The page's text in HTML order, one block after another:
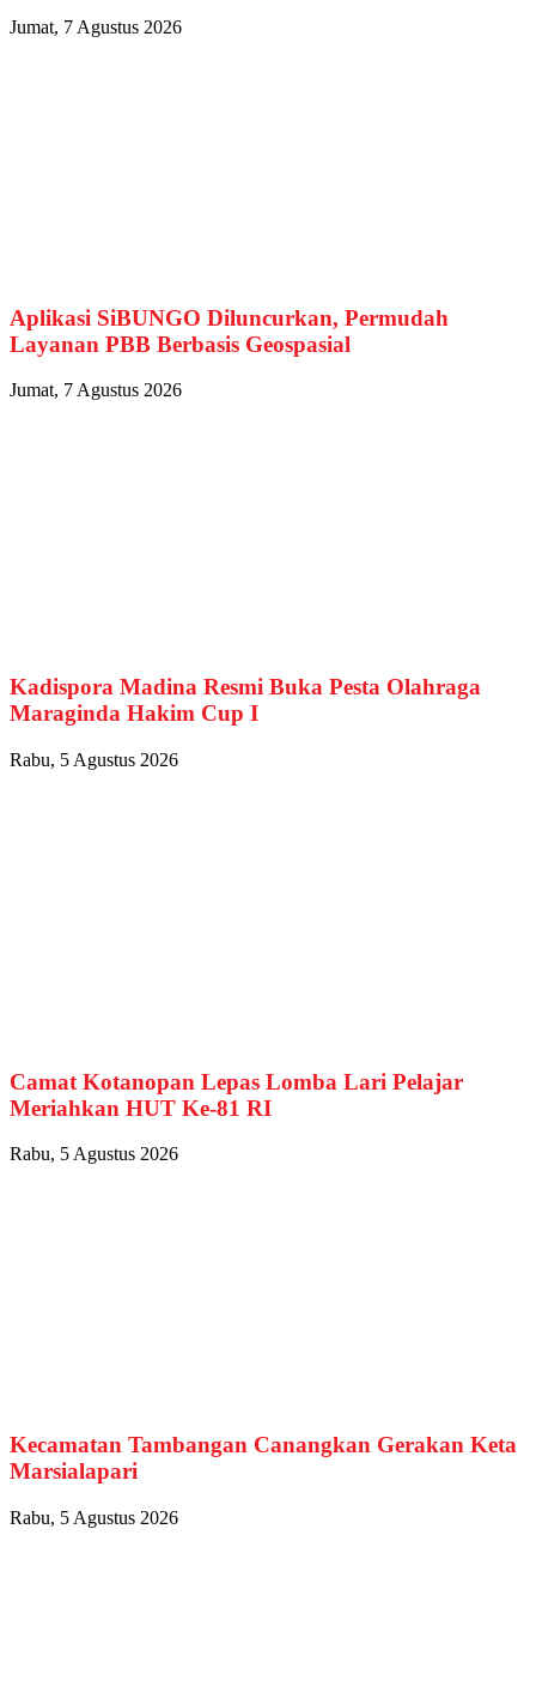
Jumat, 7 Agustus 2026
Aplikasi SiBUNGO Diluncurkan, Permudah
Layanan PBB Berbasis Geospasial
Jumat, 7 Agustus 2026
Kadispora Madina Resmi Buka Pesta Olahraga
Maraginda Hakim Cup I
Rabu, 5 Agustus 2026
Camat Kotanopan Lepas Lomba Lari Pelajar
Meriahkan HUT Ke-81 RI
Rabu, 5 Agustus 2026
Kecamatan Tambangan Canangkan Gerakan Keta
Marsialapari
Rabu, 5 Agustus 2026